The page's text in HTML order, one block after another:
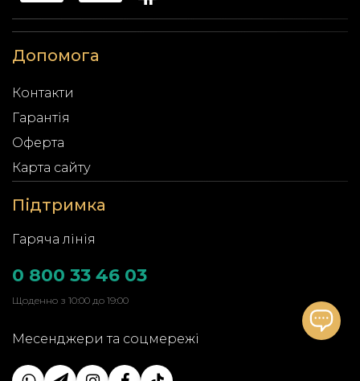
Допомога
Контакти
Гарантія
Оферта
Карта сайту
Підтримка
Гаряча лінія
0 800 33 46 03
Щоденно з 10:00 до 19:00
Месенджери та соцмережі